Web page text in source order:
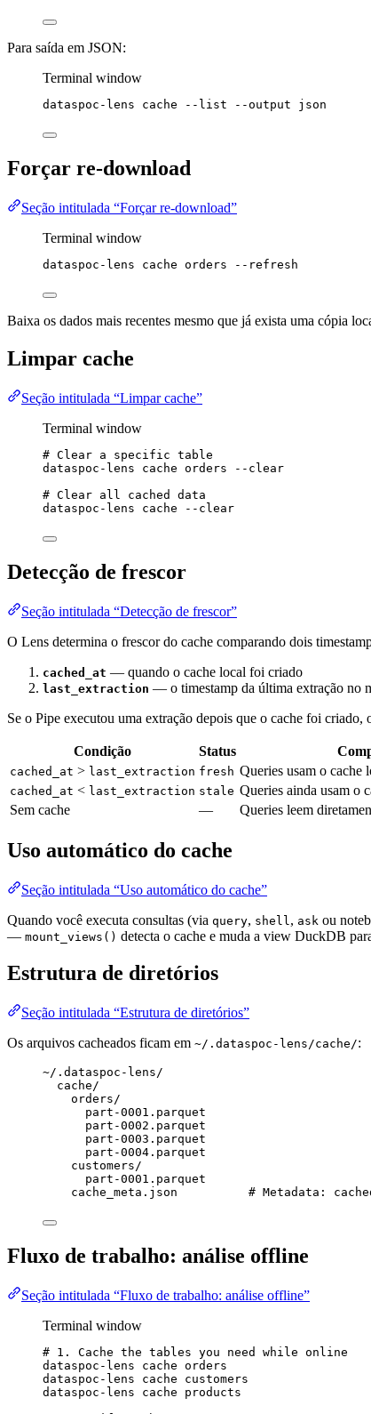
Para saída em JSON:
Terminal window
dataspoc-lens cache --list --output json
Forçar re-download
Seção intitulada “Forçar re-download”
Terminal window
dataspoc-lens cache orders --refresh
Baixa os dados mais recentes mesmo que já exista uma cópia
Limpar cache
Seção intitulada “Limpar cache”
Terminal window
# Clear a specific table
dataspoc-lens
cache orders
--clear
# Clear all cached data
dataspoc-lens
cache --clear
Detecção de frescor
Seção intitulada “Detecção de frescor”
O Lens determina o frescor do cache comparando dois
cached_at — quando o cache local foi criado
last_extraction — o timestamp da última extração no
Se o Pipe executou uma extração depois que o cache foi criado,
Condição Status
cached_at > last_extraction fresh Queries usam o cache
cached_at < last_extraction stale Queries ainda usam o
Sem cache
— Queries leem
Uso automático do cache
Seção intitulada “Uso automático do cache”
Quando você executa consultas (via query, shell , ask ou
— mount_views() detecta o cache e muda a view DuckDB
Estrutura de diretórios
Seção intitulada “Estrutura de diretórios”
Os arquivos cacheados ficam em ~/.dataspoc-lens/cache/:
~/.dataspoc-lens/
cache/
orders/
part-0001.parquet
part-0002.parquet
part-0003.parquet
part-0004.parquet
customers/
part-0001.parquet
cache_meta.json          # Metadata:
Fluxo de trabalho: análise offline
Seção intitulada “Fluxo de trabalho: análise offline”
Terminal window
# 1. Cache the tables you need while online
dataspoc-lens
cache orders
dataspoc-lens
cache
customers
dataspoc-lens
cache
products